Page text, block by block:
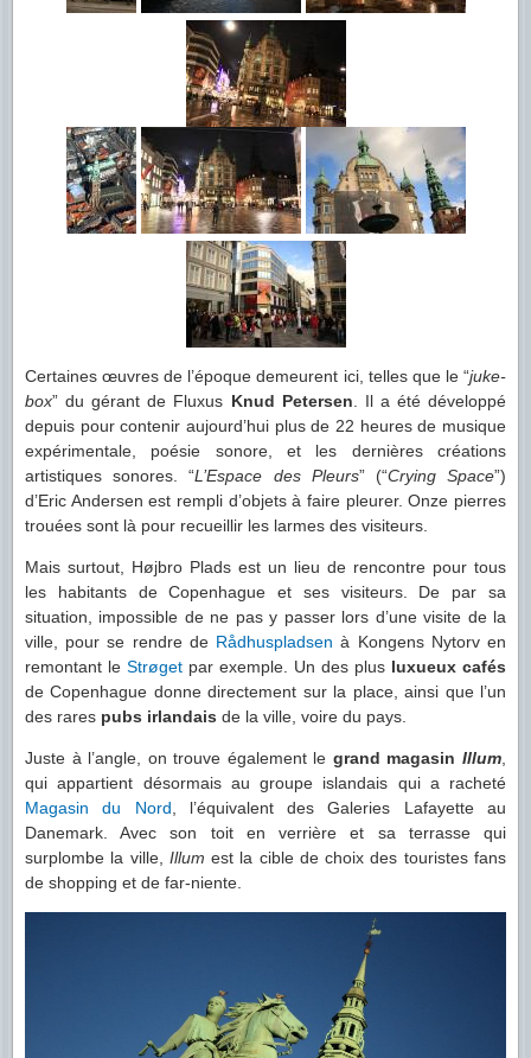
Certaines œuvres de l’époque demeurent ici, telles que le “juke-
box” du gérant de Fluxus Knud Petersen . Il a été développé
depuis pour contenir aujourd’hui plus de 22 heures de musique
expérimentale, poésie sonore, et les dernières créations
artistiques sonores. “L’Espace des Pleurs” (“Crying Space”)
d’Eric Andersen est rempli d’objets à faire pleurer. Onze pierres
trouées sont là pour recueillir les larmes des visiteurs.
Mais surtout, Højbro Plads est un lieu de rencontre pour tous
les habitants de Copenhague et ses visiteurs. De par sa
situation, impossible de ne pas y passer lors d’une visite de la
ville, pour se rendre de Rådhuspladsen à Kongens Nytorv en
remontant le Strøget par exemple. Un des plus luxueux cafés
de Copenhague donne directement sur la place, ainsi que l’un
des rares pubs irlandais de la ville, voire du pays.
Juste à l’angle, on trouve également le grand magasinIllum
qui appartient désormais au groupe islandais qui a racheté
Magasin du Nord , l’équivalent des Galeries Lafayette au
Danemark. Avec son toit en verrière et sa terrasse qui
surplombe la ville, Illum est la cible de choix des touristes fans
de shopping et de far-niente.